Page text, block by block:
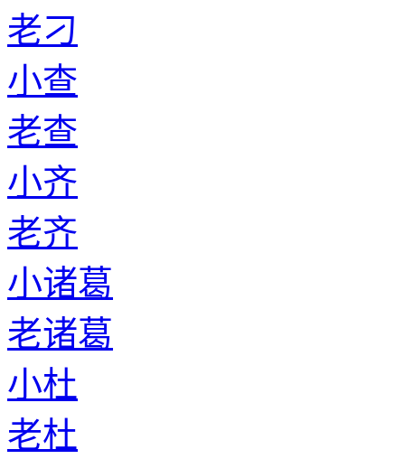
老刁
小查
老查
小齐
老齐
小诸葛
老诸葛
小杜
老杜